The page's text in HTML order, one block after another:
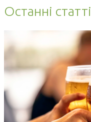
Останні статті